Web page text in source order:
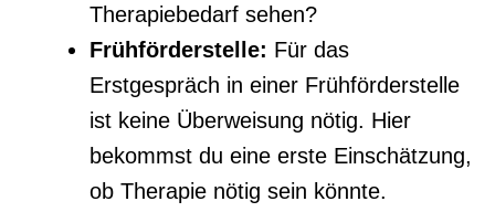
Therapiebedarf sehen?
Frühförderstelle: Für das
Erstgespräch in einer Frühförderstelle
ist keine Überweisung nötig. Hier
bekommst du eine erste Einschätzung,
ob Therapie nötig sein könnte.